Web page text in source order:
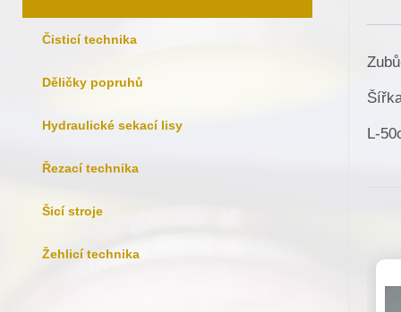
Čisticí technika
Děličky popruhů
Hydraulické sekací lisy
Řezací technika
Šicí stroje
Žehlicí technika
L-